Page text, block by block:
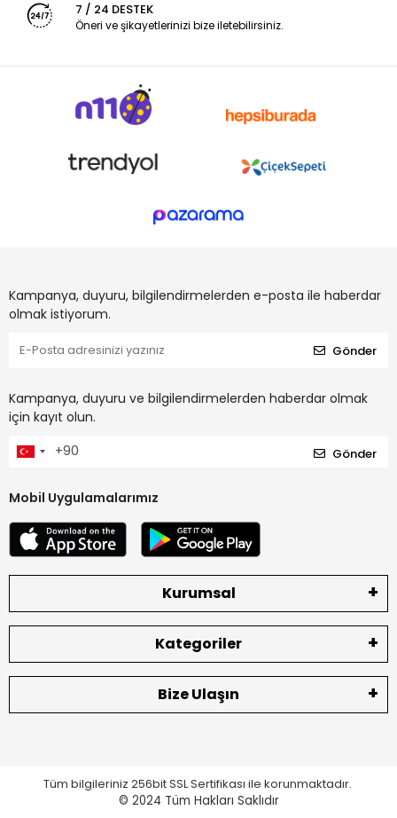
7 / 24 DESTEK
Öneri ve şikayetlerinizi bize iletebilirsiniz.
Kampanya, duyuru, bilgilendirmelerden e-posta ile haberdar
olmak istiyorum.
Gönder
Kampanya, duyuru ve bilgilendirmelerden haberdar olmak
için kayıt olun.
Gönder
Mobil Uygulamalarımız
Kurumsal
Kategoriler
Bize Ulaşın
Tüm bilgileriniz 256bit SSL Sertifikası ile korunmaktadır.
© 2024 Tüm Hakları Saklıdır